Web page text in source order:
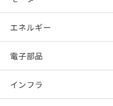
エネルギー
電子部品
インフラ